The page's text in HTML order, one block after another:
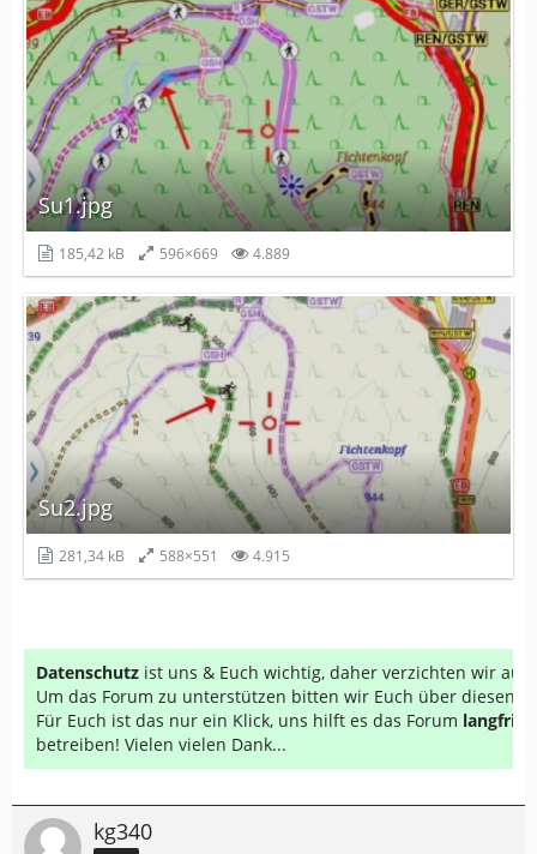
Su1.jpg
185,42 kB 596×669 4.889
Su2.jpg
281,34 kB 588×551 4.915
Datenschutz ist uns & Euch wichtig, daher verzichten wir auf
Um das Forum zu unterstützen bitten wir Euch über diesen
Für Euch ist das nur ein Klick, uns hilft es das Forum
betreiben! Vielen vielen Dank...
kg340